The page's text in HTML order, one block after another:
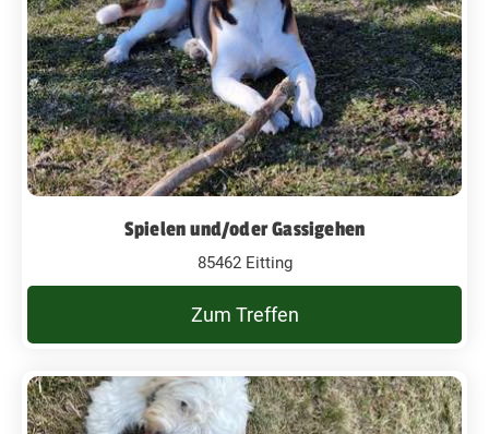
Spielen und/oder Gassigehen
85462 Eitting
Zum Treffen